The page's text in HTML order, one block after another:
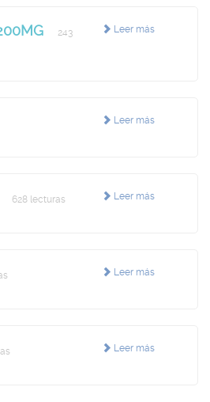
Leer más
243
Leer más
Leer más
628 lecturas
Leer más
Leer más